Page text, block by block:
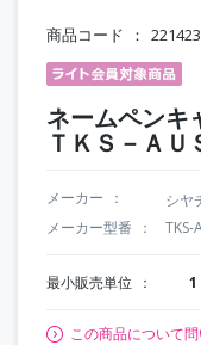
商品コード 221423
ネームペン
ＴＫＳ－ＡＵ
メーカー シヤ
メーカー型番
TKS-
最小販売単位 1
この商品について